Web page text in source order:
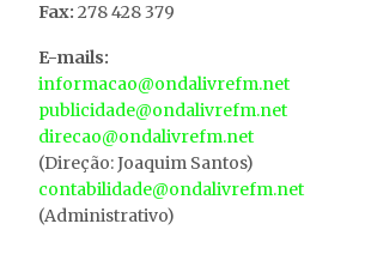
Fax: 278 428 379
E-mails:
informacao@ondalivrefm.net
publicidade@ondalivrefm.net
direcao@ondalivrefm.net
(Direção: Joaquim Santos)
contabilidade@ondalivrefm.net
(Administrativo)